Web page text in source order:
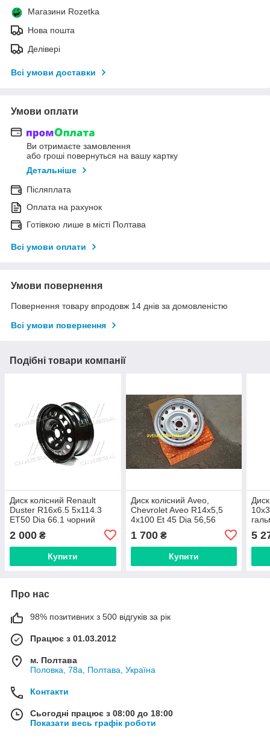
Магазини Rozetka
Нова пошта
Делівері
Всі умови доставки
Умови оплати
Ви отримаєте замовлення
або гроші повернуться на вашу картку
Детальніше
Післяплата
Оплата на рахунок
Готівкою лише в місті Полтава
Всі умови оплати
Умови повернення
Повернення товару впродовж 14 днів за домовленістю
Всі умови повернення
Подібні товари компанії
Диск колісний Renault
Duster R16x6.5 5x114.3
ET50 Dia 66.1 чорний
(виробник Дорожня карта,
Харків)
2 000 ₴
Купити
Диск колісний Aveo,
Chevrolet Aveo R14x5,5
4x100 Et 45 Dia 56,56
(виробник Дорожня карта,
Харків)
1 700₴
Купити
5
Про нас
98% позитивних з 500 відгуків за рік
Працює з 01.03.2012
м. Полтава
Половка, 78а, Полтава, Україна
Контакти
Сьогодні працює з 08:00 до 18:00
Показати весь графік роботи